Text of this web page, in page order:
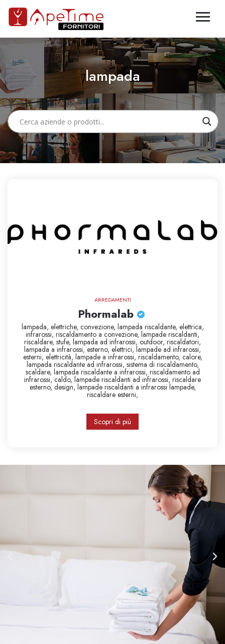
lampada
ARREDAMENTI
Phormalab
lampada, elettriche, convezione, lampada riscaldante, elettrica,
infrarossi, riscaldamento a convezione, lampade riscaldanti,
riscaldare, stufe, lampada ad infrarossi, outdoor, riscaldatori,
lampada a infrarossi, esterno, elettrici, lampade ad infrarossi,
esterni, elettricità, lampade a infrarossi, riscaldamento, calore,
lampada riscaldante ad infrarossi, sistema di riscaldamento,
scaldare, lampada riscaldante a infrarossi, riscaldamento ad
infrarossi, caldo, lampade riscaldanti ad infrarossi, riscaldare
esterno, design, lampade riscaldanti a infrarossi lampade,
riscaldare esterni,
Scopri di più